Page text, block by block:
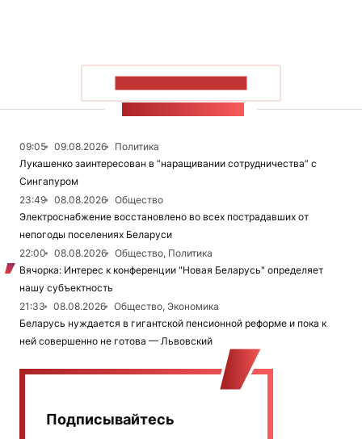
09:05 09.08.2026
Политика
Лукашенко заинтересован в “наращивании сотрудничества” с
Сингапуром
23:49
08.08.2026
Общество
Электроснабжение восстановлено во всех пострадавших от
непогоды поселениях Беларуси
22:00
08.08.2026
Общество, Политика
Вячорка: Интерес к конференции "Новая Беларусь" определяет
нашу субъектность
21:33
08.08.2026
Общество, Экономика
Беларусь нуждается в гигантской пенсионной реформе и пока к
ней совершенно не готова — Львовский
Подписывайтесь